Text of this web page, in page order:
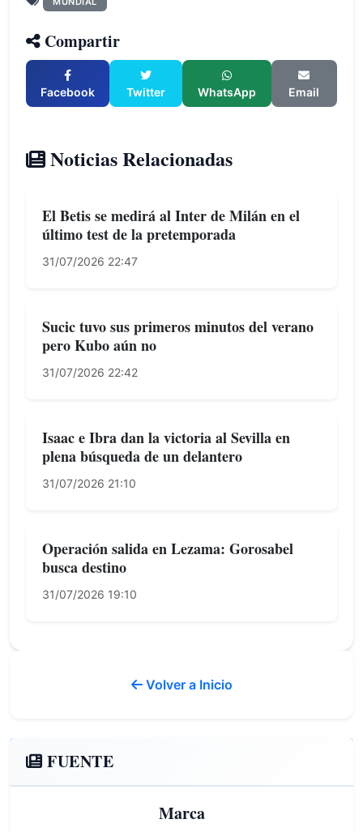
Compartir
Facebook Twitter WhatsApp Email
Noticias Relacionadas
El Betis se medirá al Inter de Milán en el
último test de la pretemporada
31/07/2026 22:47
Sucic tuvo sus primeros minutos del verano
pero Kubo aún no
31/07/2026 22:42
Isaac e Ibra dan la victoria al Sevilla en
plena búsqueda de un delantero
31/07/2026 21:10
Operación salida en Lezama: Gorosabel
busca destino
31/07/2026 19:10
Volver a Inicio
FUENTE
Marca